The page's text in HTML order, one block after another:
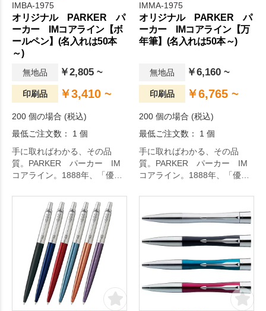
となっており、お好みに合わ
せてお選びいただけます。
IMBA-1975
オリジナル PARKER パ
ーカー IMコアライン【ボ
ールペン】(名入れは50本
～)
無地品 ￥2,805 ~
印刷品 ￥3,410 ~
200 個の場合 (税込)
最低ご注文数： 1 個
手に取ればわかる、その品
質。PARKER パーカー IM
コアライン。1888年、「優れ
唯一の望みとしてスタートし
た「パーカー」。常に時代を
リードし、歴史に残るセンセ
ーショナルな筆記具を生みだ
してきた実績から「世界で最
も愛されるペン」と称されて
います。確かな機能性とモダ
ンなデザインを併せ持つこち
らのシリーズ。シンプルなデ
ザインの中にエレガントさが
IMMA-1975
オリジナル PARKER パ
ーカー IMコアライン【万
年筆】(名入れは50本～)
無地品 ￥6,160 ~
印刷品 ￥6,765 ~
200 個の場合 (税込)
最低ご注文数： 1 個
手に取ればわかる、その品
質。PARKER パーカー IM
コアライン。1888年、「優れ
唯一の望みとしてスタートし
た「パーカー」。常に時代を
リードし、歴史に残るセンセ
ーショナルな筆記具を生みだ
してきた実績から「世界で最
も愛されるペン」と称されて
います。耐久性に優れたペン
先と確かな機能性で人気のこ
ちらのシリーズは知的で洗練
された印象を与えてくれるコ